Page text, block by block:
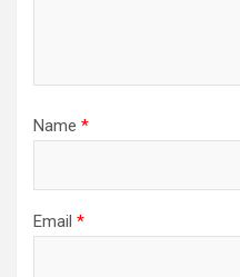
Name *
Email *